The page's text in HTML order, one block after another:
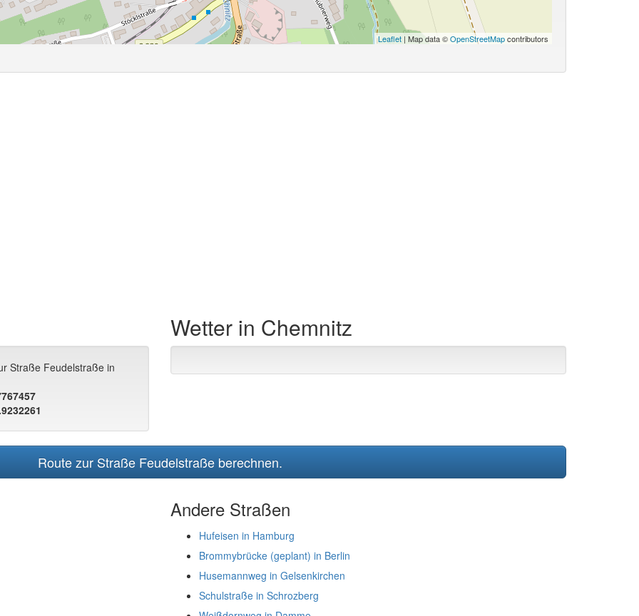
Leaflet | Map data ©OpenStreetMapcontributors
Straße Feudelstraße in
Wetter in Chemnitz
Route zur Straße Feudelstraße berechnen.
Andere Straßen
Hufeisen in Hamburg
Brommybrücke (geplant) in Berlin
Husemannweg in Gelsenkirchen
Schulstraße in Schrozberg